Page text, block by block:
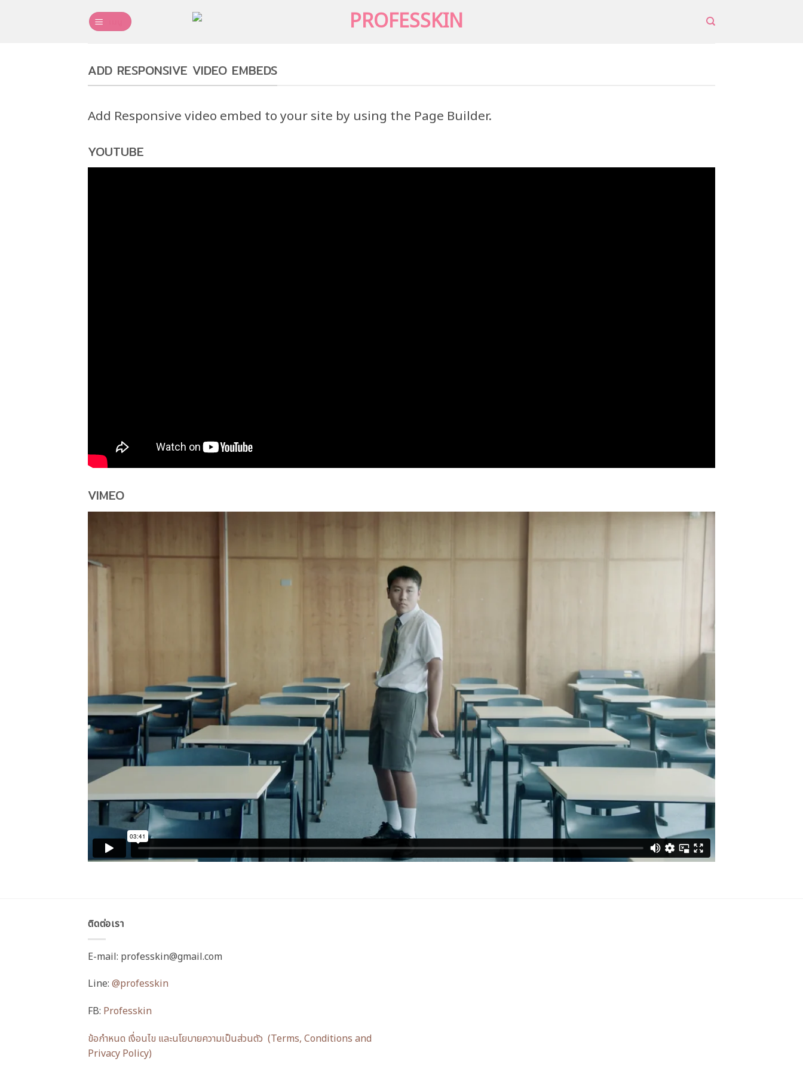
ADD RESPONSIVE VIDEO EMBEDS
Add Responsive video embed to your site by using the Page Builder.
YOUTUBE
VIMEO
ติดต่อเรา
E-mail: professkin@gmail.com
Line: @professkin
FB: Professkin
ข้อกำหนด เงื่อนไข และนโยบายความเป็นส่วนตัว (Terms, Conditions and
Privacy Policy)